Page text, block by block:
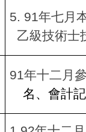
5. 91年七月
乙級技術士
91年十二月
名、會計